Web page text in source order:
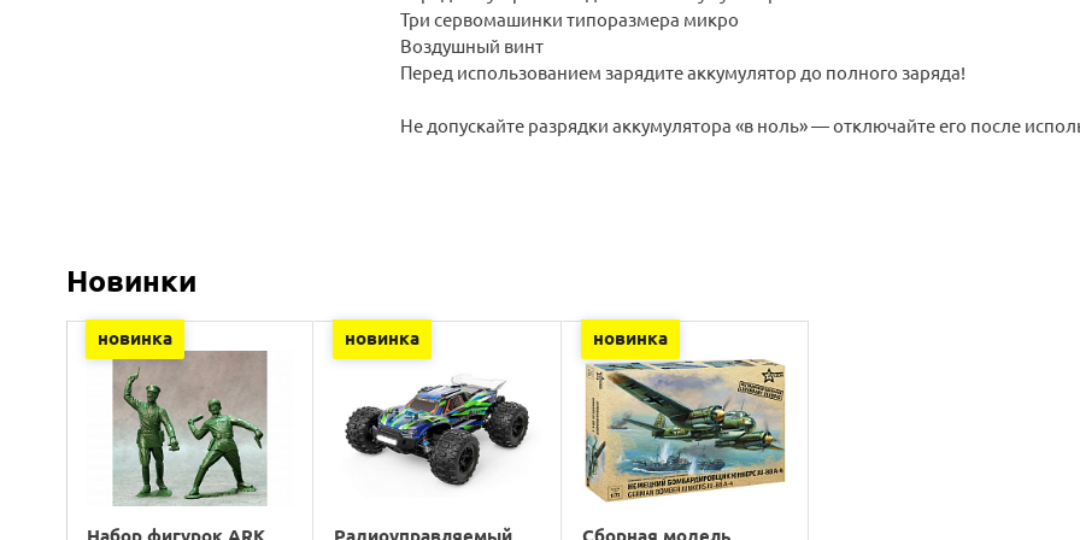
Три сервомашинки типоразмера микро
Воздушный винт
Перед использованием зарядите аккумулятор до полного заряда!
Не допускайте разрядки аккумулятора «в ноль» — отключайте его после
Новинки
новинка
Набор фигурок ARK
новинка
Радиоуправляемый
новинка
Сборная модель